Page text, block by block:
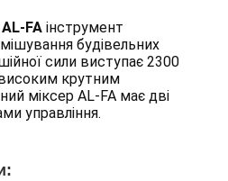
FAінструмент
будівельних
сили виступає 2300
крутним
міксер AL-FA має дві
управління.
: